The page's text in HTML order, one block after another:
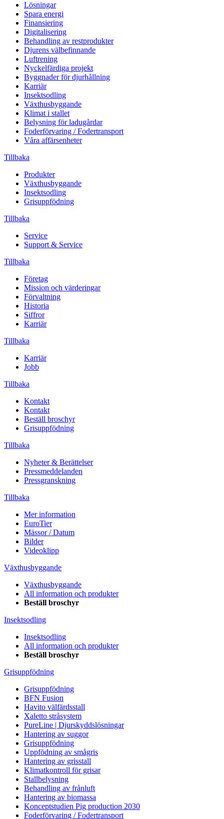
Lösningar
Spara energi
Finansiering
Digitalisering
Behandling av restprodukter
Djurens välbefinnande
Luftrening
Nyckelfärdiga projekt
Byggnader för djurhållning
Karriär
Insektsodling
Växthusbyggande
Klimat i stallet
Belysning för ladugårdar
Foderförvaring / Fodertransport
Våra affärsenheter
Tillbaka
Produkter
Växthusbyggande
Insektsodling
Grisuppfödning
Tillbaka
Service
Support & Service
Tillbaka
Företag
Mission och värderingar
Förvaltning
Historia
Siffror
Karriär
Tillbaka
Karriär
Jobb
Tillbaka
Kontakt
Kontakt
Beställ broschyr
Grisuppfödning
Tillbaka
Nyheter & Berättelser
Pressmeddelanden
Pressgranskning
Tillbaka
Mer information
EuroTier
Mässor / Datum
Bilder
Videoklipp
Växthusbyggande
Växthusbyggande
All information och produkter
Beställ broschyr
Insektsodling
Insektsodling
All information och produkter
Beställ broschyr
Grisuppfödning
Grisuppfödning
BFN Fusion
Havito välfärdsstall
Xaletto stråsystem
PureLine | Djurskyddslösningar
Hantering av suggor
Grisuppfödning
Uppfödning av smågris
Hantering av grisstall
Klimatkontroll för grisar
Stallbelysning
Behandling av frånluft
Hantering av biomassa
Konceptstudien Pig production 2030
Foderförvaring / Fodertransport